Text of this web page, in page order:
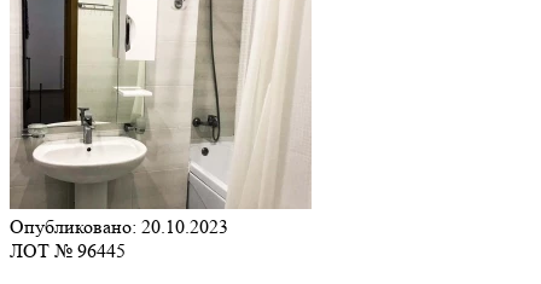
Опубликовано: 20.10.2023
ЛОТ № 96445